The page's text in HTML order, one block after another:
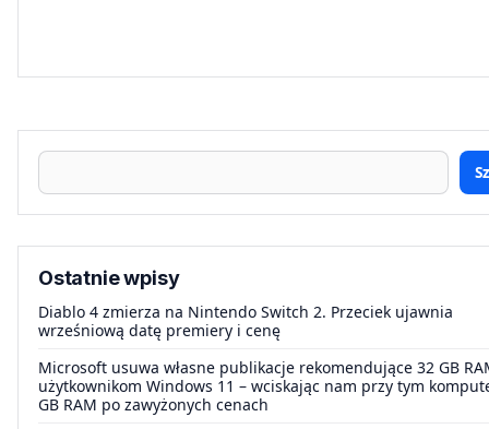
Ostatnie wpisy
Diablo 4 zmierza na Nintendo Switch 2. Przeciek ujawnia
wrześniową datę premiery i cenę
Microsoft usuwa własne publikacje rekomendujące 32 GB
użytkownikom Windows 11 – wciskając nam przy tym
GB RAM po zawyżonych cenach